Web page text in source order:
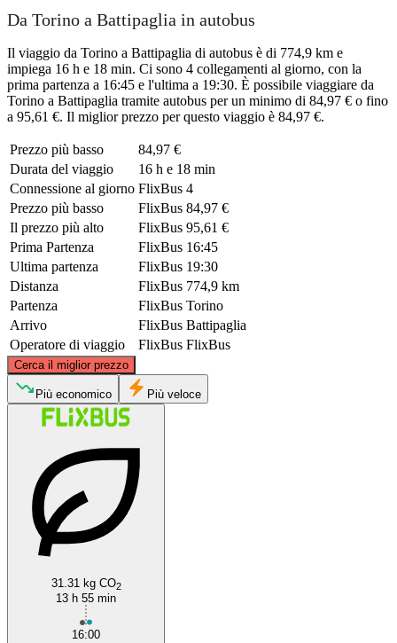
Da Torino a Battipaglia in autobus
Il viaggio da Torino a Battipaglia di autobus è di 774,9 km e
impiega 16 h e 18 min. Ci sono 4 collegamenti al giorno, con la
prima partenza a 16:45 e l'ultima a 19:30. È possibile viaggiare da
Torino a Battipaglia tramite autobus per un minimo di 84,97 € o fino
a 95,61 €. Il miglior prezzo per questo viaggio è 84,97 €.
Prezzo più basso
84,97 €
Durata del viaggio
16 h e 18 min
Connessione al giorno FlixBus 4
Prezzo più basso
FlixBus 84,97 €
Il prezzo più alto
FlixBus 95,61 €
Prima Partenza
FlixBus 16:45
Ultima partenza
FlixBus 19:30
Distanza
FlixBus 774,9 km
Partenza
FlixBus Torino
Arrivo
FlixBus Battipaglia
Operatore di viaggio
FlixBus FlixBus
Cerca il miglior prezzo
Turin
©CARTO
Più economico Più veloce
31.31 kg CO2
13 h 55 min
16:00